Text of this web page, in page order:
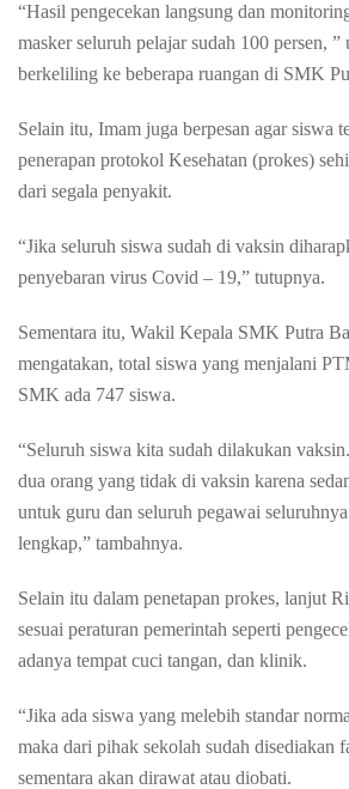
“Hasil pengecekan langsung dan
masker seluruh pelajar sudah 100 persen, ”
berkeliling ke beberapa ruangan di SMK
Selain itu, Imam juga berpesan agar siswa
penerapan protokol Kesehatan (prokes)
dari segala penyakit.
“Jika seluruh siswa sudah di vaksin
penyebaran virus Covid – 19,” tutupnya.
Sementara itu, Wakil Kepala SMK Putra
mengatakan, total siswa yang menjalani
SMK ada 747 siswa.
“Seluruh siswa kita sudah dilakukan
dua orang yang tidak di vaksin karena
untuk guru dan seluruh pegawai
lengkap,” tambahnya.
Selain itu dalam penetapan prokes, lanjut
sesuai peraturan pemerintah seperti
adanya tempat cuci tangan, dan klinik.
“Jika ada siswa yang melebih standar
maka dari pihak sekolah sudah disediakan
sementara akan dirawat atau diobati.